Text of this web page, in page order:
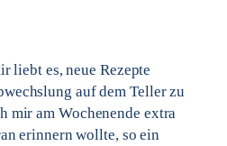
liebt es, neue Rezepte
auf dem Teller zu
mir am Wochenende extra
erinnern wollte, so ein